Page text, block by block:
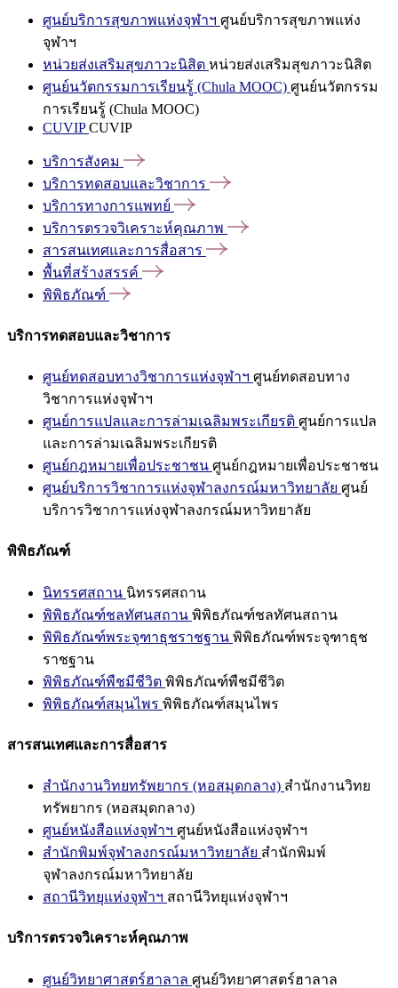
ศูนย์บริการสุขภาพแห่งจุฬาฯ ศูนย์บริการสุขภาพแห่ง
จุฬาฯ
หน่วยส่งเสริมสุขภาวะนิสิต หน่วยส่งเสริมสุขภาวะนิสิต
ศูนย์นวัตกรรมการเรียนรู้ (Chula MOOC) ศูนย์นวัตกรรม
การเรียนรู้ (Chula MOOC)
CUVIPCUVIP
บริการสังคม
บริการทดสอบและวิชาการ
บริการทางการแพทย์
บริการตรวจวิเคราะห์คุณภาพ
สารสนเทศและการสื่อสาร
พื้นที่สร้างสรรค์
พิพิธภัณฑ์
บริการทดสอบและวิชาการ
ศูนย์ทดสอบทางวิชาการแห่งจุฬาฯ ศูนย์ทดสอบทาง
วิชาการแห่งจุฬาฯ
ศูนย์การแปลและการล่ามเฉลิมพระเกียรติ ศูนย์การแปล
และการล่ามเฉลิมพระเกียรติ
ศูนย์กฎหมายเพื่อประชาชน ศูนย์กฎหมายเพื่อประชาชน
ศูนย์บริการวิชาการแห่งจุฬาลงกรณ์มหาวิทยาลัย ศูนย์
บริการวิชาการแห่งจุฬาลงกรณ์มหาวิทยาลัย
พิพิธภัณฑ์
นิทรรศสถาน นิทรรศสถาน
พิพิธภัณฑ์ชลทัศนสถาน พิพิธภัณฑ์ชลทัศนสถาน
พิพิธภัณฑ์พระจุฑาธุชราชฐาน พิพิธภัณฑ์พระจุฑาธุช
ราชฐาน
พิพิธภัณฑ์พืชมีชีวิต พิพิธภัณฑ์พืชมีชีวิต
พิพิธภัณฑ์สมุนไพร พิพิธภัณฑ์สมุนไพร
สารสนเทศและการสื่อสาร
สำนักงานวิทยทรัพยากร (หอสมุดกลาง) สำนักงานวิทย
ทรัพยากร (หอสมุดกลาง)
ศูนย์หนังสือแห่งจุฬาฯ ศูนย์หนังสือแห่งจุฬาฯ
สำนักพิมพ์จุฬาลงกรณ์มหาวิทยาลัย สำนักพิมพ์
จุฬาลงกรณ์มหาวิทยาลัย
สถานีวิทยุแห่งจุฬาฯ สถานีวิทยุแห่งจุฬาฯ
บริการตรวจวิเคราะห์คุณภาพ
ศูนย์วิทยาศาสตร์ฮาลาล ศูนย์วิทยาศาสตร์ฮาลาล